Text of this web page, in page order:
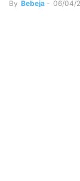
By Bebeja - 06/04/